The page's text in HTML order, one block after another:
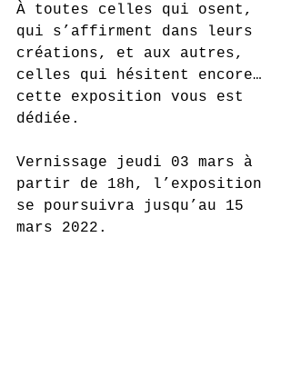
À toutes celles qui osent,
qui s’affirment dans leurs
créations, et aux autres,
celles qui hésitent encore…
cette exposition vous est
dédiée.
Vernissage jeudi 03 mars à
partir de 18h, l’exposition
se poursuivra jusqu’au 15
mars 2022.